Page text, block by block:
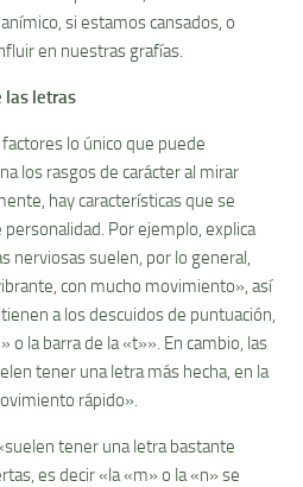
si estamos cansados, o
en nuestras grafías.
las letras
lo único que puede
los rasgos de carácter al mirar
hay características que se
Por ejemplo, explica
nerviosas suelen, por lo general,
con mucho movimiento», así
a los descuidos de puntuación,
o la barra de la «t»». En cambio, las
tener una letra más hecha, en la
rápido».
tener una letra bastante
es decir «la «m» o la «n» se